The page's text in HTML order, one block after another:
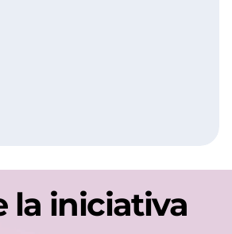
la iniciativa